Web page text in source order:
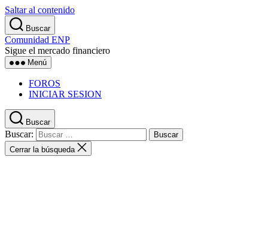
Saltar al contenido
Buscar
Comunidad ENP
Sigue el mercado financiero
Menú
FOROS
INICIAR SESION
Buscar
Buscar:
Cerrar la búsqueda